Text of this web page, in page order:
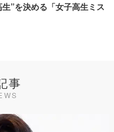
”を決める「女子高生ミス
事